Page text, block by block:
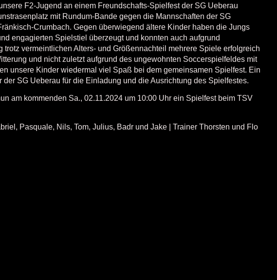
F2-Jugend an einem Freundschafts-Spielfest der SG Ueberau
mit Rundum-Bande gegen die Mannschaften der SG
Crumbach. Gegen überwiegend ältere Kinder haben die Jungs
engagierten Spielstiel überzeugt und konnten auch aufgrund
vermeintlichen Alters- und Größennachteil mehrere Spiele erfolgreich
und nicht zuletzt aufgrund des ungewohnten Soccerspielfeldes mit
unsere Kinder wiedermal viel Spaß bei dem gemeinsamen Spielfest. Ein
SG Ueberau für die Einladung und die Ausrichtung des Spielfestes.
am kommenden Sa., 02.11.2024 um 10:00 Uhr ein Spielfest beim TSV
Pasquale, Nils, Tom, Julius, Badr und Jake | Trainer Thorsten und Flo